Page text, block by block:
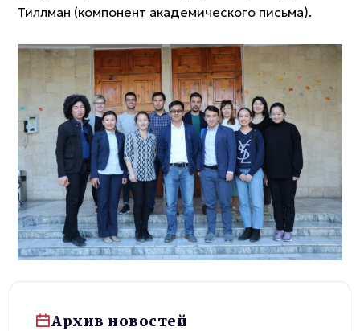
Тиллман (компонент академического письма).
Архив новостей